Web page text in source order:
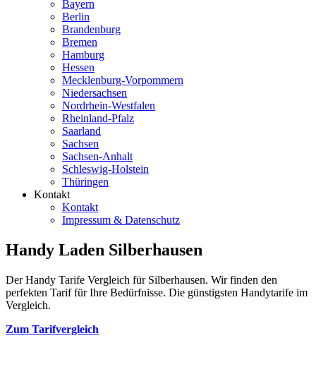
Bayern
Berlin
Brandenburg
Bremen
Hamburg
Hessen
Mecklenburg-Vorpommern
Niedersachsen
Nordrhein-Westfalen
Rheinland-Pfalz
Saarland
Sachsen
Sachsen-Anhalt
Schleswig-Holstein
Thüringen
Kontakt
Kontakt
Impressum & Datenschutz
Handy Laden Silberhausen
Der Handy Tarife Vergleich für Silberhausen. Wir finden den
perfekten Tarif für Ihre Bedürfnisse. Die günstigsten Handytarife im
Vergleich.
Zum Tarifvergleich